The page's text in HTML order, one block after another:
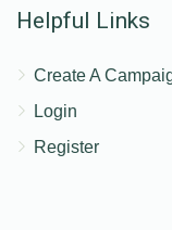
Helpful Links
Create A
Login
Register